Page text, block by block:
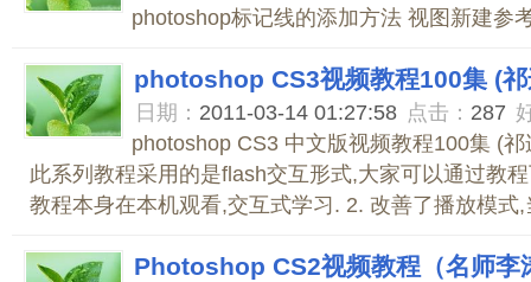
photoshop标记线的添加方法 视图新建参
photoshop CS3视频教程100集 (
日期： 2011-03-14 01:27:58 点击： 287
photoshop CS3 中文版视频教程100集 (
此系列教程采用的是flash交互形式,大家可以通过教
教程本身在本机观看,交互式学习. 2. 改善了播放模式,
Photoshop CS2视频教程（名师李